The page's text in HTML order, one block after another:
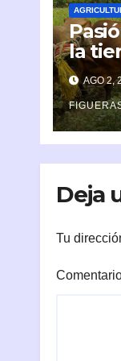
la
AGO 2,
Deja
Tu